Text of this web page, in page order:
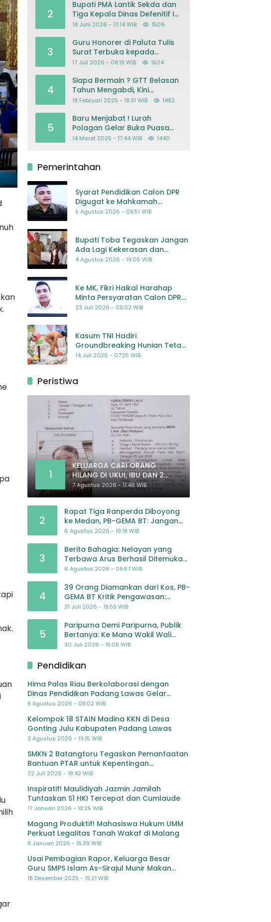
2
Bupati PMA Lantik Sekda dan
Tiga Kepala Dinas Defenitif Ini
orangnya
18 Juni 2026 - 13:14 WIB 1506
3
Guru Honorer di Paluta Tulis
Surat Terbuka kepada
Presiden Prabowo, Mohon
Kriminalisasi
17 Juli 2026 - 08:19 WIB 1504
4
Siapa Bermain ? GTT Belasan
Tahun Mengabdi, Kini
Dikeluarkan Sepihak Dari
18 Februari 2025 - 18:31 WIB 1482
5
Baru Menjabat ! Lurah
Polagan Gelar Buka Puasa
Bersama
14 Maret 2025 - 17:44 WIB 1440
Pemerintahan
Syarat Pendidikan Calon DPR
Digugat ke Mahkamah
Konstitusi
5 Agustus 2026 - 08:51 WIB
Bupati Toba Tegaskan Jangan
Ada Lagi Kekerasan dan
Bullying Terhadap Anak,
4 Agustus 2026 - 19:06 WIB
Ke MK, Fikri Haikal Harahap
Minta Persyaratan Calon DPR
Dilengkapi Penilaian
23 Juli 2026 - 09:03 WIB
Kasum TNI Hadiri
Groundbreaking Hunian Tetap
Pascabencana di
14 Juli 2026 - 07:25 WIB
Peristiwa
1
KELUARGA CARI ORANG
HILANG DI UKUI, IBU DAN 2
ANAK BALITA BELUM PULANG
SEJAK 20 JULI 2026
7 Agustus 2026 - 11:46 WIB
2
Rapat Tiga Ranperda Diboyong
ke Medan, PB-GEMA BT: Jangan
Jadikan APBD Ladang
6 Agustus 2026 - 19:18 WIB
3
Berita Bahagia: Nelayan yang
Terbawa Arus Berhasil Ditemukan
Dalam Keadaan Selamat
6 Agustus 2026 - 09:57 WIB
4
39 Orang Diamankan dari Kos, PB-
GEMA BT Kritik Pengawasan:
Jangan Tunggu Masyarakat
31 Juli 2026 - 19:59 WIB
5
Paripurna Demi Paripurna, Publik
Bertanya: Ke Mana Wakil Wali
Kota Padangsidimpuan?
30 Juli 2026 - 15:05 WIB
Pendidikan
Hima Palas Riau Berkolaborasi dengan
Dinas Pendidikan Padang Lawas Gelar
Pelatihan OSIS SMP se-Kabupaten Padang
5 Agustus 2026 - 08:02 WIB
Kelompok 18 STAIN Madina KKN di Desa
Gonting Julu Kabupaten Padang Lawas
3 Agustus 2026 - 19:15 WIB
SMKN 2 Batangtoru Tegaskan Pemanfaatan
Bantuan PTAR untuk Kepentingan
Pendidikan
22 Juli 2026 - 18:42 WIB
Inspiratif! Maulidiyah Jazmin Jamilah
Tuntaskan S1 HKI Tercepat dan Cumlaude
17 Januari 2026 - 13:25 WIB
Magang Produktif! Mahasiswa Hukum UMM
Perkuat Legalitas Tanah Wakaf di Malang
8 Januari 2026 - 15:39 WIB
Usai Pembagian Rapor, Keluarga Besar
Guru SMPS Islam As-Sirajul Munir Makan
Bersama Sambut Libur Awal Semester
18 Desember 2025 - 19:21 WIB